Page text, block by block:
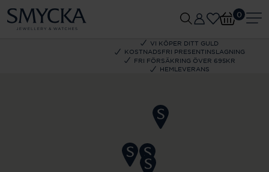
VI KÖPER DITT GULD
KOSTNADSFRI PRESENTINSLAGNING
FRI FÖRSÄKRING ÖVER 695KR
HEMLEVERANS
0